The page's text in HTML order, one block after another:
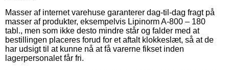
Masser af internet varehuse garanterer dag-til-dag fragt på
masser af produkter, eksempelvis Lipinorm A-800 – 180
tabl., men som ikke desto mindre står og falder med at
bestillingen placeres forud for et aftalt klokkeslæt, så at de
har udsigt til at kunne nå at få varerne fikset inden
lagerpersonalet får fri.